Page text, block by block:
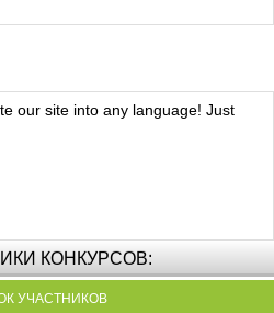
our site into any language! Just
КОНКУРСОВ:
УЧАСТНИКОВ